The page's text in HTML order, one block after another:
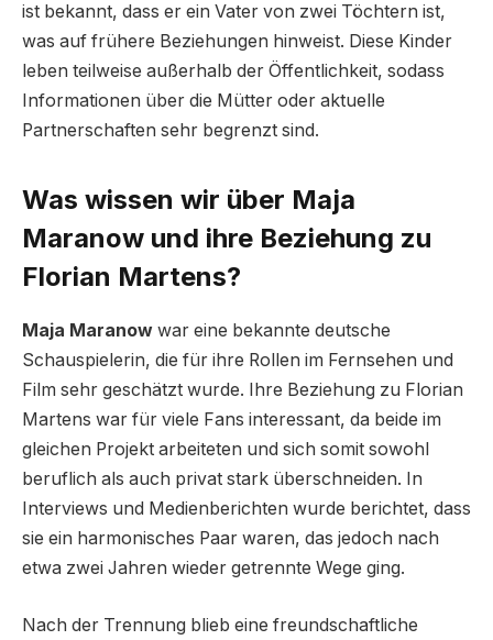
ist bekannt, dass er ein Vater von zwei Töchtern ist,
was auf frühere Beziehungen hinweist. Diese Kinder
leben teilweise außerhalb der Öffentlichkeit, sodass
Informationen über die Mütter oder aktuelle
Partnerschaften sehr begrenzt sind.
Was wissen wir über Maja
Maranow und ihre Beziehung zu
Florian Martens?
Maja Maranow war eine bekannte deutsche
Schauspielerin, die für ihre Rollen im Fernsehen und
Film sehr geschätzt wurde. Ihre Beziehung zu Florian
Martens war für viele Fans interessant, da beide im
gleichen Projekt arbeiteten und sich somit sowohl
beruflich als auch privat stark überschneiden. In
Interviews und Medienberichten wurde berichtet, dass
sie ein harmonisches Paar waren, das jedoch nach
etwa zwei Jahren wieder getrennte Wege ging.
Nach der Trennung blieb eine freundschaftliche